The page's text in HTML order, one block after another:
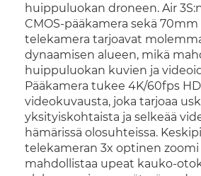
huippuluokan droneen. Air
CMOS-pääkamera sekä
telekamera tarjoavat
dynaamisen alueen, mikä
huippuluokan kuvien ja
Pääkamera tukee 4K/60fps
videokuvausta, joka tarjoaa
yksityiskohtaista ja selkeää
hämärissä olosuhteissa.
telekameran 3x optinen
mahdollistaa upeat kauko-